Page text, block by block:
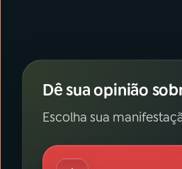
Dê sua opinião
Escolha sua